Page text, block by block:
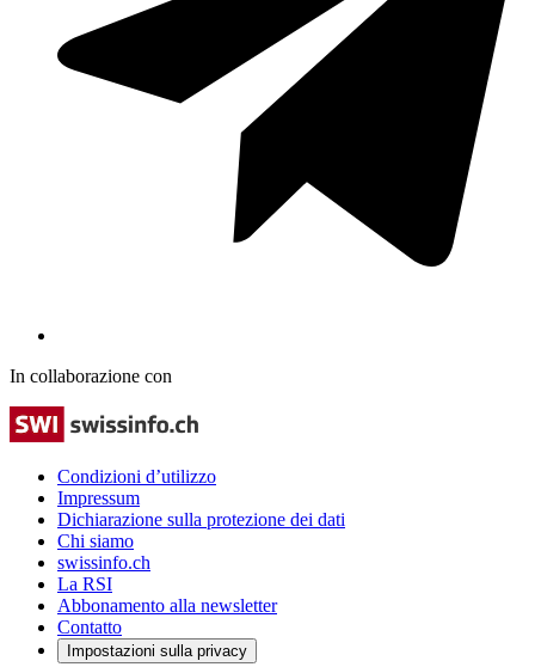
In collaborazione con
Condizioni d’utilizzo
Impressum
Dichiarazione sulla protezione dei dati
Chi siamo
swissinfo.ch
La RSI
Abbonamento alla newsletter
Contatto
Impostazioni sulla privacy